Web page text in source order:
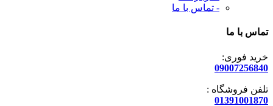
- تماس با ما
تماس با ما
خرید فوری:
09007256840
تلفن فروشگاه :
01391001870